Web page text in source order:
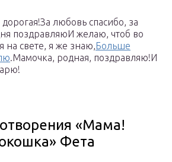
любовь спасибо, за
поздравляюИ желаю, чтоб во
на свете, я же знаю,Больше
.Мамочка, родная, поздравляю!И
«Мама!
Фета